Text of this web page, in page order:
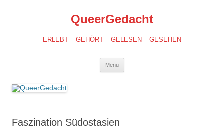
QueerGedacht
ERLEBT – GEHÖRT – GELESEN – GESEHEN
Menü
Faszination Südostasien